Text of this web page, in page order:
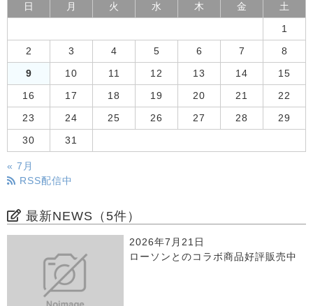
日 月 火 水 木 金 土
1
2 3 4 5 6 7 8
9 10 11 12 13 14 15
16 17 18 19 20 21 22
23 24 25 26 27 28 29
30 31
« 7月
RSS配信中
最新NEWS（5件）
2026年7月21日
ローソンとのコラボ商品好評販売中